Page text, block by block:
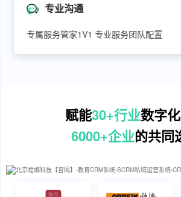
专业沟通
专属服务管家1V1 专业服务团队配置
赋能30+行业数字
6000+企业的共同